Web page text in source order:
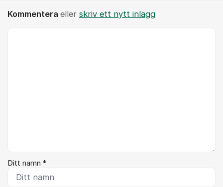
Kommentera eller skriv ett nytt inlägg
Ditt namn *